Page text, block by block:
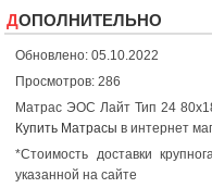
ДОПОЛНИТЕЛЬНО
Обновлено: 05.10.2022
Просмотров: 286
Матрас ЭОС Лайт Тип 24
Купить Матрасы в интернет
*Стоимость доставки
указанной на сайте